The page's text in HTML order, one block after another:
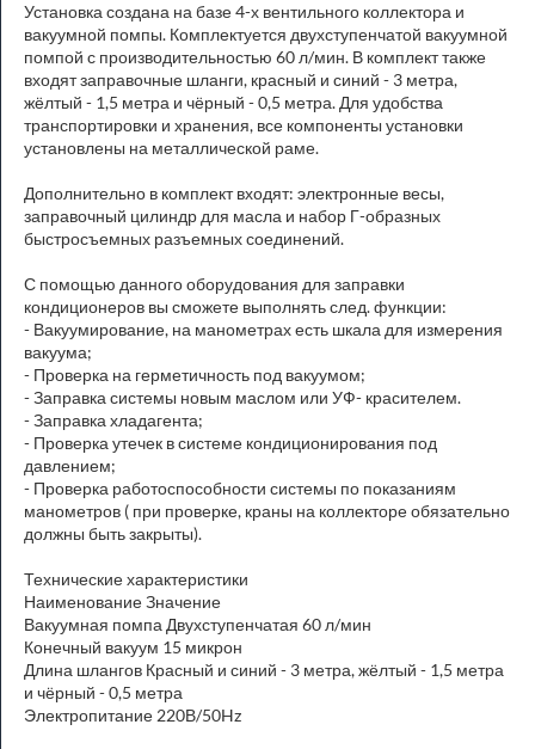
Установка создана на базе 4-х вентильного коллектора и
вакуумной помпы. Комплектуется двухступенчатой вакуумной
помпой с производительностью 60 л/мин. В комплект также
входят заправочные шланги, красный и синий - 3 метра,
жёлтый - 1,5 метра и чёрный - 0,5 метра. Для удобства
транспортировки и хранения, все компоненты установки
установлены на металлической раме.
Дополнительно в комплект входят: электронные весы,
заправочный цилиндр для масла и набор Г-образных
быстросъемных разъемных соединений.
С помощью данного оборудования для заправки
кондиционеров вы сможете выполнять след. функции:
- Вакуумирование, на манометрах есть шкала для измерения
вакуума;
- Проверка на герметичность под вакуумом;
- Заправка системы новым маслом или УФ- красителем.
- Заправка хладагента;
- Проверка утечек в системе кондиционирования под
давлением;
- Проверка работоспособности системы по показаниям
манометров ( при проверке, краны на коллекторе обязательно
должны быть закрыты).
Технические характеристики
Наименование Значение
Вакуумная помпа Двухступенчатая 60 л/мин
Конечный вакуум 15 микрон
Длина шлангов Красный и синий - 3 метра, жёлтый - 1,5 метра
и чёрный - 0,5 метра
Электропитание 220В/50Hz